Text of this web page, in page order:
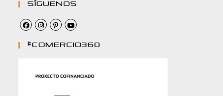
Síguenos
#comercio360